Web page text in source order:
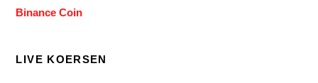
Binance Coin
LIVE KOERSEN